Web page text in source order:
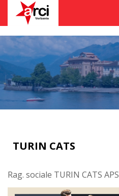
TURIN CATS
Rag. sociale TURIN CATS APS